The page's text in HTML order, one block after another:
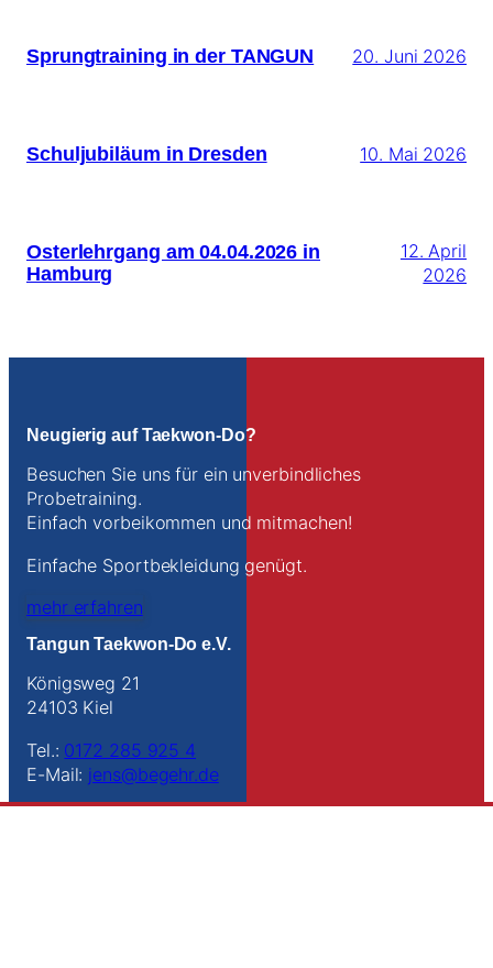
Sprungtraining in der TANGUN 20. Juni 2026
Schuljubiläum in Dresden 10. Mai 2026
Osterlehrgang am 04.04.2026 in
Hamburg
12. April
2026
Neugierig auf Taekwon-Do?
Besuchen Sie uns für ein unverbindliches
Probetraining.
Einfach vorbeikommen und mitmachen!
Einfache Sportbekleidung genügt.
mehr erfahren
Tangun Taekwon-Do e.V.
Königsweg 21
24103 Kiel
Tel.: 0172 285 925 4
E-Mail: jens@begehr.de